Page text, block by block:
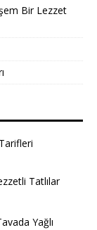
Bir Lezzet
Tatlılar
Yağlı